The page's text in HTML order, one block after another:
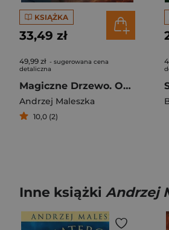
KSIĄŻKA
33,49 zł
49,99 zł - sugerowana cena
detaliczna
Magiczne Drzewo. Obrońca
Andrzej Maleszka
10,0 (2)
Inne książki Andrzej